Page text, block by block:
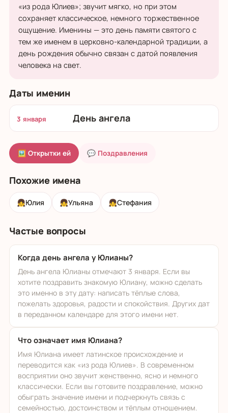
«из рода Юлиев»; звучит мягко, но при этом
сохраняет классическое, немного торжественное
ощущение. Именины — это день памяти святого с
тем же именем в церковно-календарной традиции, а
день рождения обычно связан с датой появления
человека на свет.
Даты именин
3 января День ангела
🖼 Открытки ей 💬 Поздравления
Похожие имена
👧Юлия 👧Ульяна 👧Стефания
Частые вопросы
Когда день ангела у Юлианы?
День ангела Юлианы отмечают 3 января. Если вы
хотите поздравить знакомую Юлиану, можно сделать
это именно в эту дату: написать тёплые слова,
пожелать здоровья, радости и спокойствия. Других дат
в переданном календаре для этого имени нет.
Что означает имя Юлиана?
Имя Юлиана имеет латинское происхождение и
переводится как «из рода Юлиев». В современном
восприятии оно звучит женственно, ясно и немного
классически. Если вы готовите поздравление, можно
обыграть значение имени и подчеркнуть связь с
семейностью, достоинством и тёплым отношением.